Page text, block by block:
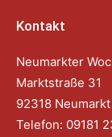
Kontakt
Neumarkter
Marktstraße 31
92318 Neumarkt
Telefon: 09181